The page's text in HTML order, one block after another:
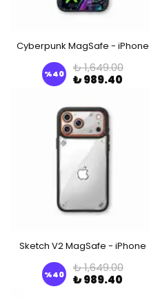
Cyberpunk MagSafe - iPhone
%40
₺ 1,649.00
₺ 989.40
Sketch V2 MagSafe - iPhone
%40
₺ 1,649.00
₺ 989.40